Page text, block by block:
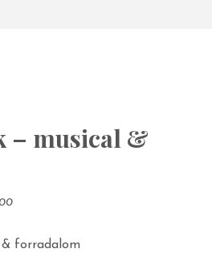
– musical &
forradalom